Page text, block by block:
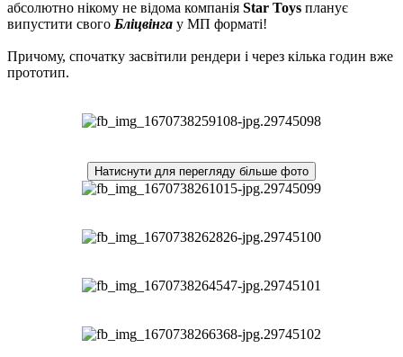
абсолютно нікому не відома компанія Star Toys планує
випустити свого Бліцвінга у МП форматі!
Причому, спочатку засвітили рендери і через кілька годин вже
прототип.
Натиснути для перегляду більше фото